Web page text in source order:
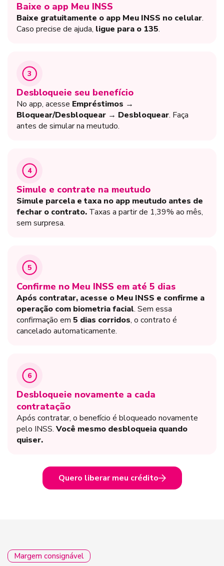
Baixe o app Meu INSS
Baixe gratuitamente o app Meu INSS no celular.
Caso precise de ajuda, ligue para o 135.
3
Desbloqueie seu benefício
No app, acesse Empréstimos →
Bloquear/Desbloquear → Desbloquear. Faça
antes de simular na meutudo.
4
Simule e contrate na meutudo
Simule parcela e taxa no app meutudo antes de
fechar o contrato. Taxas a partir de 1,39% ao mês,
sem surpresa.
5
Confirme no Meu INSS em até 5 dias
Após contratar, acesse o Meu INSS e confirme a
operação com biometria facial. Sem essa
confirmação em 5 dias corridos, o contrato é
cancelado automaticamente.
6
Desbloqueie novamente a cada
contratação
Após contratar, o benefício é bloqueado novamente
pelo INSS. Você mesmo desbloqueia quando
quiser.
Quero liberar meu crédito
Margem consignável